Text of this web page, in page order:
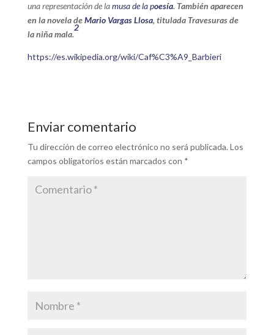
una representación de lamusa de la poesía. También aparecen
en la novela deMario Vargas Llosa, titulada Travesuras de
la niña mala.
2
https://es.wikipedia.org/wiki/Caf%C3%A9_Barbieri
Enviar comentario
Tu dirección de correo electrónico no será publicada. Los
campos obligatorios están marcados con *